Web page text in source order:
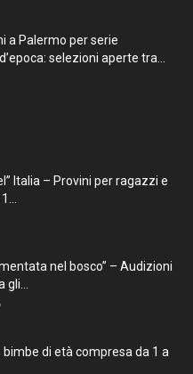
a Palermo per serie
selezioni aperte tra...
Italia – Provini per ragazzi e
nel bosco” – Audizioni
bimbe di età compresa da 1 a